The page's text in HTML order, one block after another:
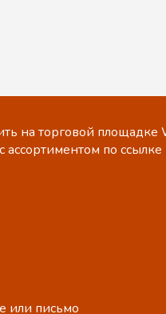
на торговой площадке
по
или письмо